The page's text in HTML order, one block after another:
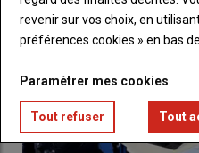
revenir sur vos choix, en
préférences cookies » en bas
Paramétrer mes cookies
Tout refuser Tout